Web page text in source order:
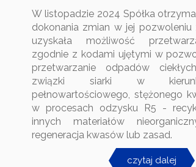
W listopadzie 2024 Spółka
dokonania zmian w jej pozwoleniu
uzyskała możliwość
zgodnie z kodami ujętymi w
przetwarzanie odpadów
związki siarki w
pełnowartościowego, stężonego
w procesach odzysku R5 -
innych materiałów
regeneracja kwasów lub zasad.
czytaj dalej